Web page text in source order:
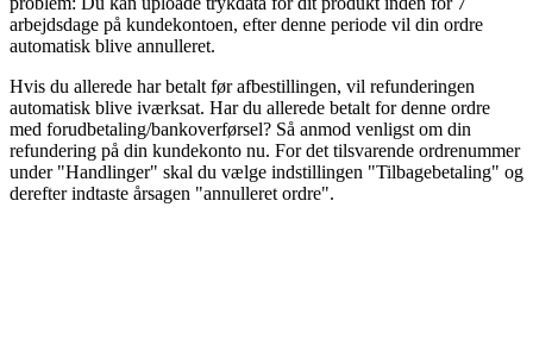
arbejdsdage på kundekontoen, efter denne periode vil din ordre
automatisk blive annulleret.
Hvis du allerede har betalt før afbestillingen, vil refunderingen
automatisk blive iværksat. Har du allerede betalt for denne ordre
med forudbetaling/bankoverførsel? Så anmod venligst om din
refundering på din kundekonto nu. For det tilsvarende ordrenummer
under "Handlinger" skal du vælge indstillingen "Tilbagebetaling" og
derefter indtaste årsagen "annulleret ordre".